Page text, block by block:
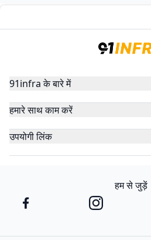
91infra के बारे में
हमारे साथ काम करें
उपयोगी लिंक
हम से जुड़ें